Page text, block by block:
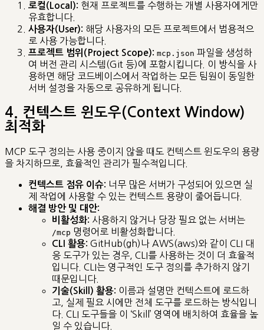
로컬(Local): 현재 프로젝트를 수행하는 개별 사용자에게만
유효합니다.
사용자(User): 해당 사용자의 모든 프로젝트에서 범용적으
로 사용 가능합니다.
프로젝트 범위(Project Scope): mcp.json 파일을 생성하
여 버전 관리 시스템(Git 등)에 포함시킵니다. 이 방식을 사
용하면 해당 코드베이스에서 작업하는 모든 팀원이 동일한
서버 설정을 자동으로 공유하게 됩니다.
4. 컨텍스트 윈도우(Context Window)
최적화
MCP 도구 정의는 사용 중이지 않을 때도 컨텍스트 윈도우의 용량
을 차지하므로, 효율적인 관리가 필수적입니다.
컨텍스트 점유 이슈: 너무 많은 서버가 구성되어 있으면 실
제 작업에 사용할 수 있는 컨텍스트 용량이 줄어듭니다.
해결 방안 및 대안:
비활성화: 사용하지 않거나 당장 필요 없는 서버는
/mcp 명령어로 비활성화합니다.
CLI 활용: GitHub(gh)나 AWS(aws)와 같이 CLI 대
응 도구가 있는 경우, CLI를 사용하는 것이 더 효율적
입니다. CLI는 영구적인 도구 정의를 추가하지 않기
때문입니다.
기술(Skill) 활용: 이름과 설명만 컨텍스트에 로드하
고, 실제 필요 시에만 전체 도구를 로드하는 방식입니
다. CLI 도구들을 이 ‘Skill’ 영역에 배치하여 효율을 높
일 수 있습니다.